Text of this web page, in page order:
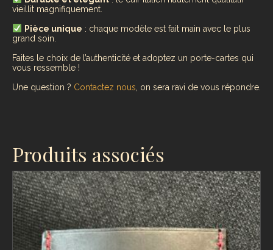
vieillit magnifiquement.
Pièce unique : chaque modèle est fait main avec le plus
grand soin.
Faites le choix de l’authenticité et adoptez un porte-cartes qui
vous ressemble !
Une question ? Contactez nous , on sera ravi de vous répondre.
Produits associés